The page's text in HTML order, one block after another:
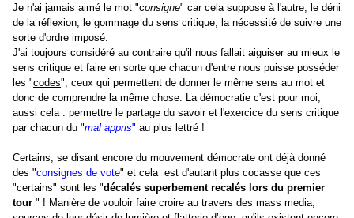
Je n'ai jamais aimé le mot "consigne" car cela suppose à l'autre, le déni
de la réflexion, le gommage du sens critique, la nécessité de suivre une
sorte d'ordre imposé.
J'ai toujours considéré au contraire qu'il nous fallait aiguiser au mieux le
sens critique et faire en sorte que chacun d'entre nous puisse posséder
les "codes", ceux qui permettent de donner le même sens au mot et
donc de comprendre la même chose. La démocratie c'est pour moi,
aussi cela : permettre le partage du savoir et l'exercice du sens critique
par chacun du "mal appris" au plus lettré !
Certains, se disant encore du mouvement démocrate ont déjà donné
des "consignes de vote" et cela est d'autant plus cocasse que ces
"certains" sont les "décalés superbement recalés lors du premier
tour " ! Manière de vouloir faire croire au travers des mass media,